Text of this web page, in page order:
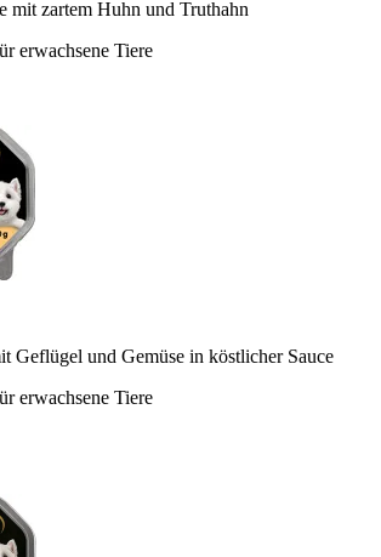
mit zartem Huhn und Truthahn
erwachsene Tiere
Geflügel und Gemüse in köstlicher Sauce
erwachsene Tiere